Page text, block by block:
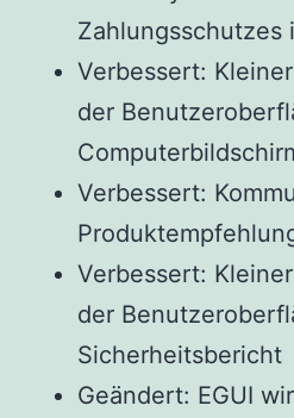
Zahlungsschutzes
Verbessert:
der
Verbessert:
Verbessert:
der
Sicherheitsbericht
Geändert: EGUI